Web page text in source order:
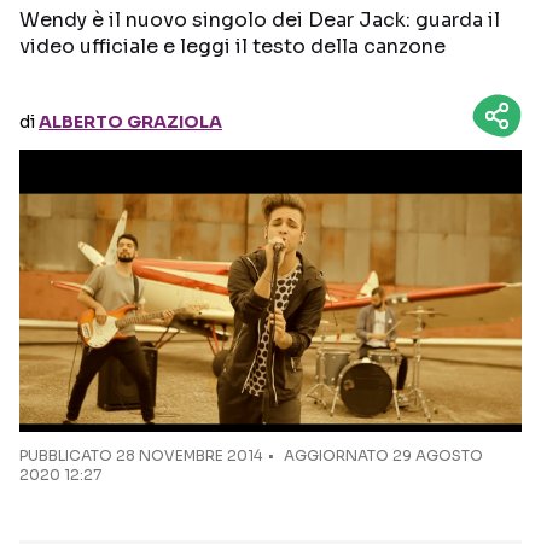
GOSSIP E CURIOSITÀ
TALENT SHOW
Seguici sui social
Wendy è il nuovo singolo dei Dear Jack: guarda il
video ufficiale e leggi il testo della canzone
diALBERTO GRAZIOLA
PUBBLICATO 28 NOVEMBRE 2014
AGGIORNATO 29 AGOSTO
2020 12:27